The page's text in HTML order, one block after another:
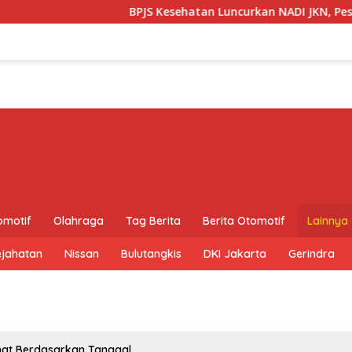
BPJS Kesehatan Luncurkan NADI JKN,
Olahraga Tag Berita Berita Otomotif Lainnya
Nissan Bulutangkis DKI Jakarta Gerindra